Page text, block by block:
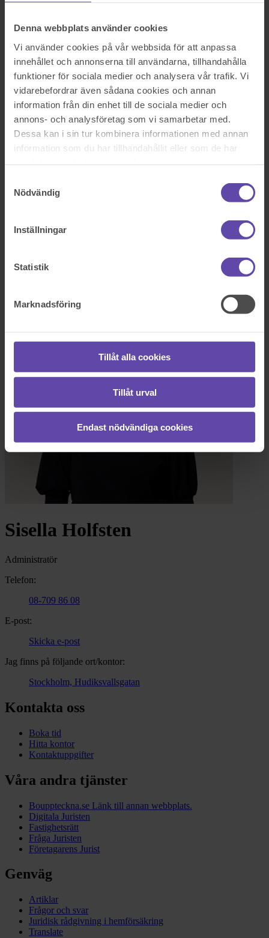
Denna webbplats använder cookies
Vi använder cookies på vår webbsida för att anpassa
innehållet och annonserna till användarna, tillhandahålla
funktioner för sociala medier och analysera vår trafik. Vi
vidarebefordrar även sådana cookies och annan
information från din enhet till de sociala medier och
annons- och analysföretag som vi samarbetar med.
Dessa kan i sin tur kombinera informationen med annan
information som du har tillhandahållit eller som de har
Nödvändig
Inställningar
Statistik
Marknadsföring
Tillåt alla cookies
Tillåt urval
Endast nödvändiga cookies
Rättshjälp
Samäganderättsavtal
Servitut och arrende
Skatterätt
Skuldebrev
Testamente
Vita Arkivet
Vårdnad, boende och umgänge
Äganderättsförklaring
Äktenskapsförord
Överlåtelseavtal
Prislista
Våra kontor
support@familjensjurist.se.
Logga ut
Sisella Holfsten
Administratör
Telefon:
08-709 86 08
E-post:
Skicka e-post
Jag finns på följande ort/kontor:
Stockholm, Hudiksvallsgatan
Kontakta oss
Boka tid
Hitta kontor
Kontaktuppgifter
Våra andra tjänster
Bouppteckna.se Länk till annan webbplats.
Digitala Juristen
Fastighetsrätt
Fråga Juristen
Företagarens Jurist
Genväg
Artiklar
Frågor och svar
Juridisk rådgivning i hemförsäkring
Translate